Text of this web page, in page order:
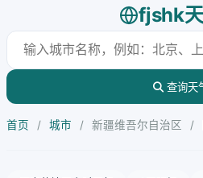
fjshk
查询天
首页 / 城市 / 新疆维吾尔自治区 /